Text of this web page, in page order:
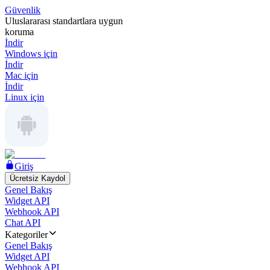
Güvenlik
Uluslararası standartlara uygun
koruma
İndir
Windows için
İndir
Mac için
İndir
Linux için
Giriş
Ücretsiz Kaydol
Genel Bakış
Widget API
Webhook API
Chat API
Kategoriler
Genel Bakış
Widget API
Webhook API